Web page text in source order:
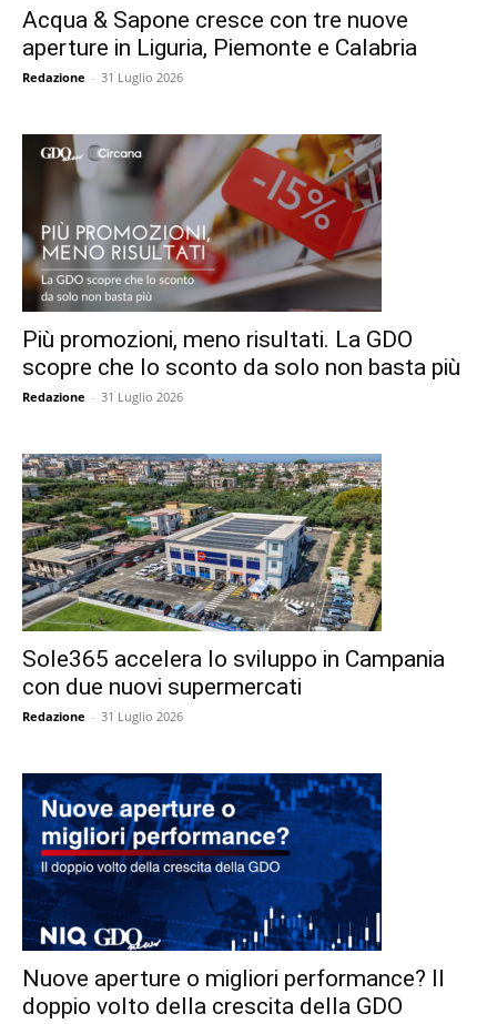
Acqua & Sapone cresce con tre nuove
aperture in Liguria, Piemonte e Calabria
Redazione - 31 Luglio 2026
Più promozioni, meno risultati. La GDO
scopre che lo sconto da solo non basta più
Redazione - 31 Luglio 2026
Sole365 accelera lo sviluppo in Campania
con due nuovi supermercati
Redazione - 31 Luglio 2026
Nuove aperture o migliori performance? Il
doppio volto della crescita della GDO